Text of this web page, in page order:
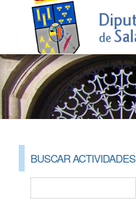
BUSCAR ACTIVIDADES